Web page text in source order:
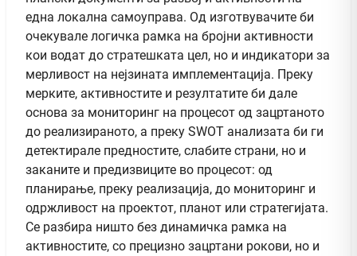
една локална самоуправа. Од изготвувачите би
очекувале логичка рамка на бројни активности
кои водат до стратешката цел, но и индикатори за
мерливост на нејзината имплементација. Преку
мерките, активностите и резултатите би дале
основа за мониторинг на процесот од зацртаното
до реализираното, а преку SWOT анализата би ги
детектирале предностите, слабите страни, но и
заканите и предизвиците во процесот: од
планирање, преку реализација, до мониторинг и
одржливост на проектот, планот или стратегијата.
Се разбира ништо без динамичка рамка на
активностите, со прецизно зацртани рокови, но и